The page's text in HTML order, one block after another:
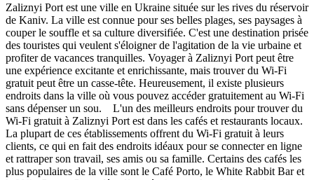
Zaliznyi Port est une ville en Ukraine située sur les rives du réservoir
de Kaniv. La ville est connue pour ses belles plages, ses paysages à
couper le souffle et sa culture diversifiée. C'est une destination prisée
des touristes qui veulent s'éloigner de l'agitation de la vie urbaine et
profiter de vacances tranquilles. Voyager à Zaliznyi Port peut être
une expérience excitante et enrichissante, mais trouver du Wi-Fi
gratuit peut être un casse-tête. Heureusement, il existe plusieurs
endroits dans la ville où vous pouvez accéder gratuitement au Wi-Fi
sans dépenser un sou. L'un des meilleurs endroits pour trouver du
Wi-Fi gratuit à Zaliznyi Port est dans les cafés et restaurants locaux.
La plupart de ces établissements offrent du Wi-Fi gratuit à leurs
clients, ce qui en fait des endroits idéaux pour se connecter en ligne
et rattraper son travail, ses amis ou sa famille. Certains des cafés les
plus populaires de la ville sont le Café Porto, le White Rabbit Bar et